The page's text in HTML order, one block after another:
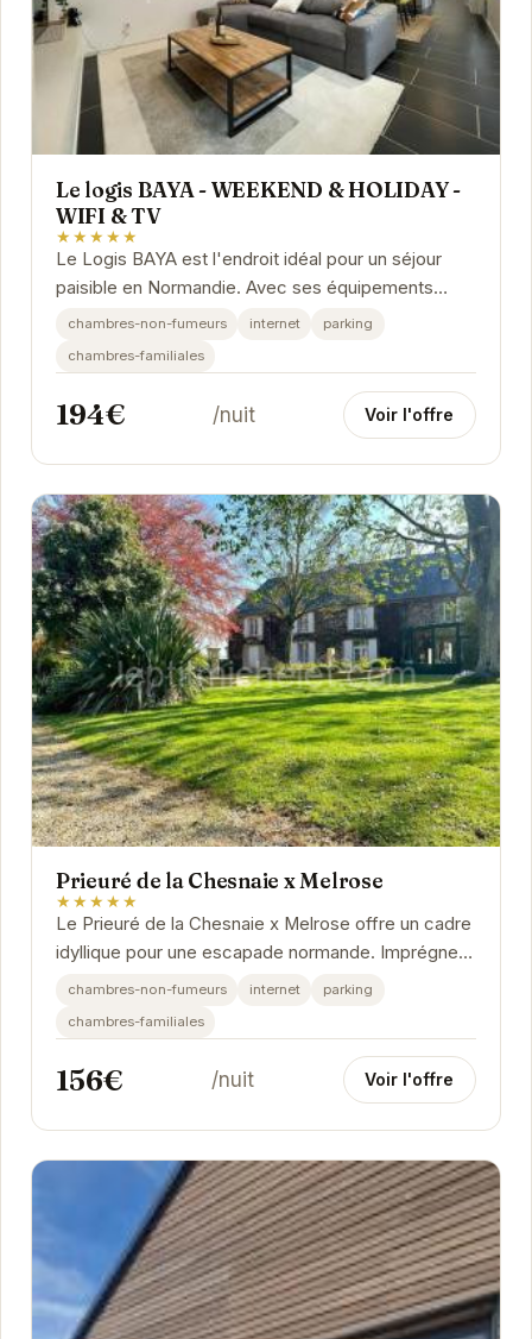
Le logis BAYA - WEEKEND & HOLIDAY -
WIFI & TV
★★★★★
Le Logis BAYA est l'endroit idéal pour un séjour
paisible en Normandie. Avec ses équipements
modernes et son emplacement privilégié à...
chambres-non-fumeurs internet
parking
chambres-familiales
194€ /nuit Voir l'offre
Prieuré de la Chesnaie x Melrose
★★★★★
Le Prieuré de la Chesnaie x Melrose offre un cadre
idyllique pour une escapade normande. Imprégnez-
vous de l'histoire des lieux tout en profitant...
chambres-non-fumeurs internet
parking
chambres-familiales
156€ /nuit Voir l'offre